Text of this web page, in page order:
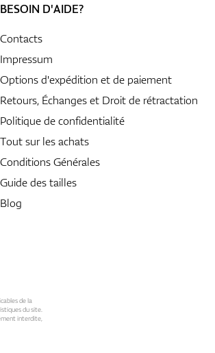
BESOIN D'AIDE?
Contacts
Impressum
Options d'expédition et de paiement
Retours, Échanges et Droit de rétractation
Politique de confidentialité
Tout sur les achats
Conditions Générales
Guide des tailles
Blog
de la
du site.
interdite,